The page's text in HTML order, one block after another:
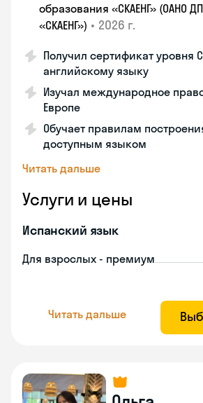
образования «СКАЕНГ» (ОАНО
«СКАЕНГ») • 2026 г.
Получил сертификат уровня
английскому языку
Изучал международное
Европе
Обучает правилам
доступным языком
Читать дальше
Услуги и цены
Испанский язык
Для взрослых - премиум
Читать дальше